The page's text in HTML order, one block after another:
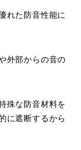
れた防音性能に
外部からの音の
殊な防音材料を
に遮断するから